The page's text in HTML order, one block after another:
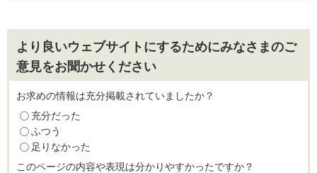
より良いウェブサイトにするためにみなさまのご
意見をお聞かせください
お求めの情報は充分掲載されていましたか？
充分だった
ふつう
足りなかった
このページの内容や表現は分かりやすかったですか？